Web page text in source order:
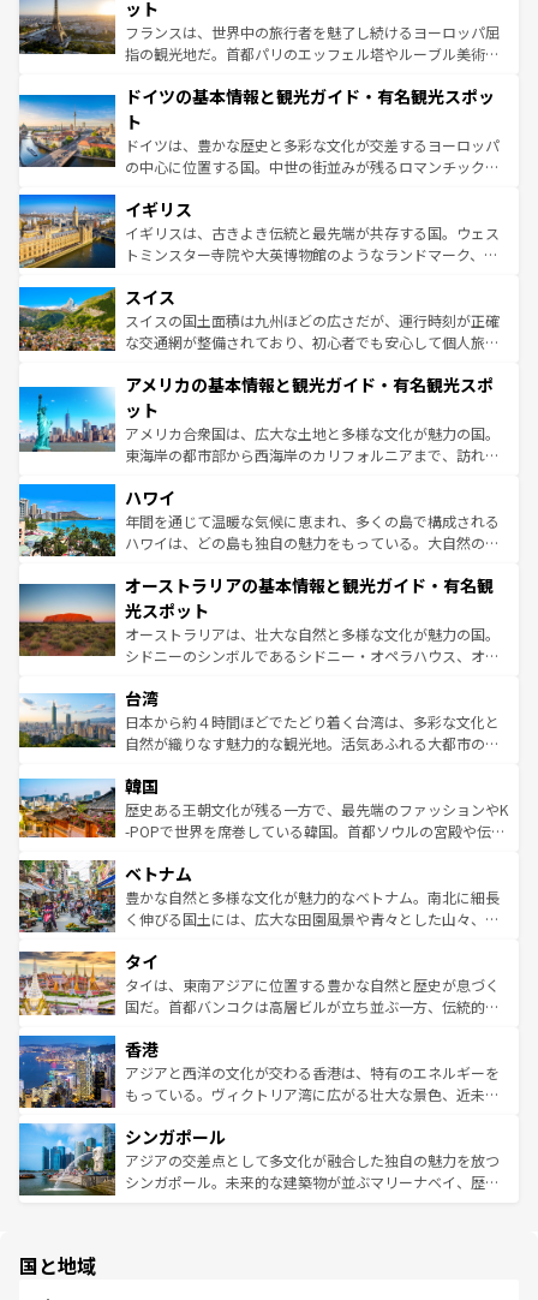
れる闘牛、そして美味しいタパスが生活の一部となってい
る。首都マドリードの洗練された雰囲気や、バルセロナの
アートに溢れた街角から、地方では古代ローマ遺跡や中世
せる。地方によって風土や気候が異なるスペインはその個
ンテンツ一覧 を参照してほしい。
ット
フランスは、世界中の旅行者を魅了し続けるヨーロッパ屈
指の観光地だ。首都パリのエッフェル塔やルーブル美術館
で、幅広い魅力が詰まっている。華麗な宮殿、歴史的な大
聖堂、美しいビーチ、そして豊かな自然が、訪れる者を心
から魅了する。また、フランスは美食の国としても知ら
れ、フランス料理はユネスコ無形文化遺産にも登録されて
香り高いラベンダー畑など、多彩な楽しみ方が可能だ。さ
らに、パリ以外の地域にも魅力が溢れており、どの街角に
も豊かな歴史と文化が息づいている。パリ以外の個性あふ
を参照してほしい。
ドイツの基本情報と観光ガイド・有名観光スポッ
ト
ドイツは、豊かな歴史と多彩な文化が交差するヨーロッパ
の中心に位置する国。中世の街並みが残るロマンチック街
顔を持つこの国は、どこを歩いても飽きることがない。ベ
ルリンの文化的活気、バイエルン州のアルプスの絶景、そ
してライン川沿いのワイン畑といった風景は必見。ビール
は、お酒好きな人にはぜひ体験してほしい。 なお、新着の
ドイツ情報はコンテンツ一覧を参照してほしい。
イギリス
イギリスは、古きよき伝統と最先端が共存する国。ウェス
トミンスター寺院や大英博物館のようなランドマーク、歴
リアごとに異なる魅力がある。また、優雅なアフタヌーン
ティー、ビール好きにはたまらない英国パブ、サッカー観
戦など、本場だからこそできる体験も豊富。イギリスを旅
ンツ一覧を参照してほしい。
スイス
スイスの国土面積は九州ほどの広さだが、運行時刻が正確
な交通網が整備されており、初心者でも安心して個人旅行
の建物がそのまま残る町や、スイスならではのユニークな
博物館もあり、アルプス観光だけでなく町歩きも満喫する
ことができる。国民の所得が高いため物価も高いが、旅行
者向けの交通パス提供のサービスもあり、うまく活用すれ
着のスイス情報は
アメリカの基本情報と観光ガイド・有名観光スポ
ット
アメリカ合衆国は、広大な土地と多様な文化が魅力の国。
東海岸の都市部から西海岸のカリフォルニアまで、訪れる
のような巨大都市は、観光、ショッピング、エンターテイ
ンメントが詰まった刺激的なスポットだ。一方、アメリカ
西部には大自然が広がり、グランドキャニオンやイエロー
部のニューオーリンズでは、音楽と美食が融合した独特の
文化が魅力。旅行者はアメリカの各地域で異なる魅力を楽
しみながら、その多様性と豊かな歴史を感じることができ
るだろう。車でのロードトリップや列車の旅も、アメリカ
情報は
ハワイ
年間を通じて温暖な気候に恵まれ、多くの島で構成される
ハワイは、どの島も独自の魅力をもっている。大自然の神
ワイ島は見逃せない。また、定番の観光地といえばオアフ
島だが、静かな自然を求めるならマウイ島やカウアイ島が
おすすめ。エメラルドグリーンに輝く海をはじめ、豊かな
文化や歴史が息づいている。「アロハスピリット」と呼ば
人々、おいしいローカルフードやハワイアンミュージッ
ク、伝統的なフラダンスなど、すべてがハワイの魅力を彩
っている。訪れるたびに新しい発見と感動が待っているハ
はコンテンツ一覧
オーストラリアの基本情報と観光ガイド・有名観
光スポット
オーストラリアは、壮大な自然と多様な文化が魅力の国。
シドニーのシンボルであるシドニー・オペラハウス、オー
リアリーフや大陸中央部にそびえるウルル（エアーズロッ
ク）、タスマニアの美しい原生林やケアンズの熱帯雨林な
ど、見どころがたくさん。また、カフェやワイン、オージ
いる。アクティビティも充実しており、サーフィンやダイ
ビング、ハイキングなど、アウトドア好きにはたまらな
い。オーストラリアの多彩な魅力を存分に味わいつくそ
参照してほしい。
台湾
日本から約４時間ほどでたどり着く台湾は、多彩な文化と
自然が織りなす魅力的な観光地。活気あふれる大都市の台
ン）、静ひつな山岳地帯である台湾東部など、都市の喧騒
と山間の静けさが共存しており、訪れる人に新しい発見と
驚きをもたらしてくれる。また、奥深い台湾の食文化も魅
容にもいいと評判のスイーツなど、バラエティ豊かな料理
が味わえる。 なお、新着の台湾情報は コンテンツ一覧を参
照してほしい。
韓国
歴史ある王朝文化が残る一方で、最先端のファッションやK
-POPで世界を席巻している韓国。首都ソウルの宮殿や伝統
き、地方に足を延ばせば四季折々の自然美を楽しむことが
できる。そして、キムチや焼肉、絶品のストリートフード
まで、さまざまな韓国料理が待っている。夜には、韓国な
リティに包まれながら、韓国の多彩な魅力を心ゆくまで味
わってみてほしい。 なお、新着の韓国情報はコンテンツ一
覧を参照してほしい。
ベトナム
豊かな自然と多様な文化が魅力的なベトナム。南北に細長
く伸びる国土には、広大な田園風景や青々とした山々、世
急速な発展と共に伝統が息づく。ハノイの古い町並みやホ
ーチミン市のフランス統治時代の建物も、独特の雰囲気を
醸し出している。また、バラエティの豊かさとおいしさで
とつ。フォーやバインミー、ベトナムコーヒーなどは、ぜ
ひ現地で味わいたい。どの地域を訪れてもあたたかい人々
が旅行者を迎えてくれるので、きっと忘れられない旅にな
参照してほしい。
タイ
タイは、東南アジアに位置する豊かな自然と歴史が息づく
国だ。首都バンコクは高層ビルが立ち並ぶ一方、伝統的な
の活気が交差している。北部ではチェンマイなどの山岳地
帯で自然と触れ合い、南部ではプーケットやクラビの美し
いビーチでリゾート気分を楽しむことができる。タイ料理
激する。気候は一年中温暖で、どの季節にも異なる楽しみ
が待っている。親しみやすいタイの人々、仏教を中心とし
た文化、そして多様な観光資源が、訪れる旅人を魅了し続
香港
アジアと西洋の文化が交わる香港は、特有のエネルギーを
もっている。ヴィクトリア湾に広がる壮大な景色、近未来
み、どこを訪れても感動するはず。観光スポットが密集し
ており、効率よく見どころを回れるのも魅力。息をのむよ
うな絶景から文化的な体験まで、香港を存分に楽しみ尽く
シンガポール
アジアの交差点として多文化が融合した独自の魅力を放つ
シンガポール。未来的な建築物が並ぶマリーナベイ、歴史
国と地域